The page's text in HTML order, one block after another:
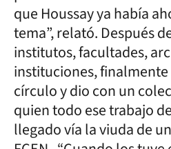
que Houssay ya había
tema”, relató. Después
institutos, facultades,
instituciones,
círculo y dio con un
quien todo ese trabajo
llegado vía la viuda de